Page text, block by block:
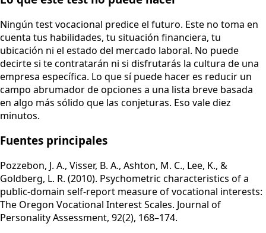
Ningún test vocacional predice el futuro. Este no toma en
cuenta tus habilidades, tu situación financiera, tu
ubicación ni el estado del mercado laboral. No puede
decirte si te contratarán ni si disfrutarás la cultura de una
empresa específica. Lo que sí puede hacer es reducir un
campo abrumador de opciones a una lista breve basada
en algo más sólido que las conjeturas. Eso vale diez
minutos.
Fuentes principales
Pozzebon, J. A., Visser, B. A., Ashton, M. C., Lee, K., &
Goldberg, L. R. (2010). Psychometric characteristics of a
public-domain self-report measure of vocational interests:
The Oregon Vocational Interest Scales. Journal of
Personality Assessment, 92(2), 168–174.